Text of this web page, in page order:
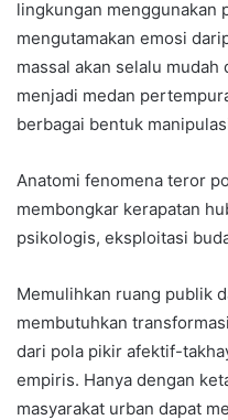
lingkungan menggunakan
mengutamakan emosi
massal akan selalu
menjadi medan
berbagai bentuk
Anatomi fenomena teror
membongkar kerapatan
psikologis, eksploitasi
Memulihkan ruang publik
membutuhkan
dari pola pikir afektif-
empiris. Hanya dengan
masyarakat urban dapat